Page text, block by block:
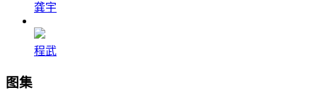
龚宇
程武
图集